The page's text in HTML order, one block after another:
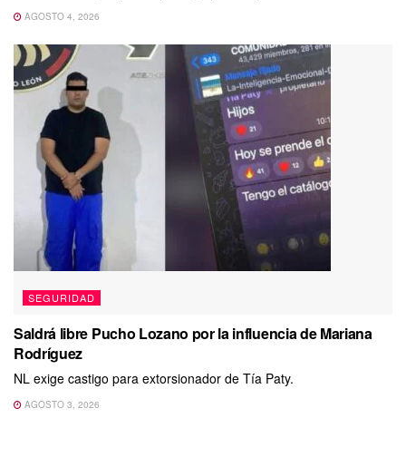
AGOSTO 4, 2026
SEGURIDAD
Saldrá libre Pucho Lozano por la influencia de Mariana
Rodríguez
NL exige castigo para extorsionador de Tía Paty.
AGOSTO 3, 2026